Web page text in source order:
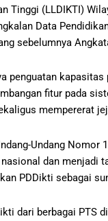
Tinggi (LLDIKTI)
Data
sebelumnya
penguatan
fitur pada
mempererat
Undang
dan menjadi
PDDikti sebagai
dari berbagai PTS